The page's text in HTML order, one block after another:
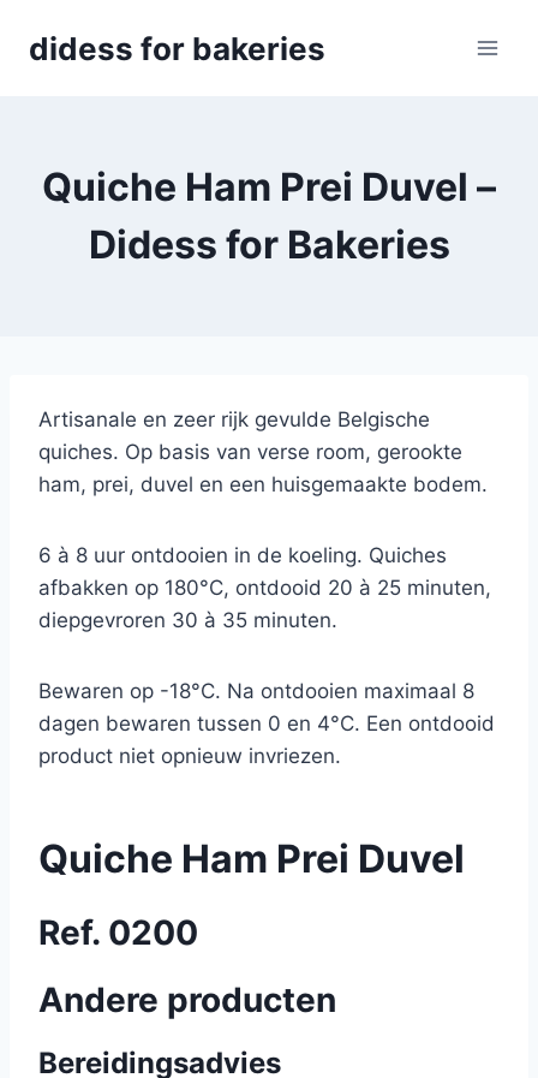
didess for bakeries
Quiche Ham Prei Duvel –
Didess for Bakeries
Artisanale en zeer rijk gevulde Belgische
quiches. Op basis van verse room, gerookte
ham, prei, duvel en een huisgemaakte bodem.
6 à 8 uur ontdooien in de koeling. Quiches
afbakken op 180°C, ontdooid 20 à 25 minuten,
diepgevroren 30 à 35 minuten.
Bewaren op -18°C. Na ontdooien maximaal 8
dagen bewaren tussen 0 en 4°C. Een ontdooid
product niet opnieuw invriezen.
Quiche Ham Prei Duvel
Ref. 0200
Andere producten
Bereidingsadvies